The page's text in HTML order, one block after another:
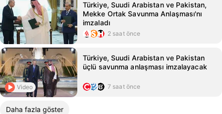
Türkiye, Suudi Arabistan ve Pakistan,
Mekke Ortak Savunma Anlaşması'nı
imzaladı
2 saat önce
Video
Türkiye, Suudi Arabistan ve Pakistan
üçlü savunma anlaşması imzalayacak
7 saat önce
Daha fazla göster